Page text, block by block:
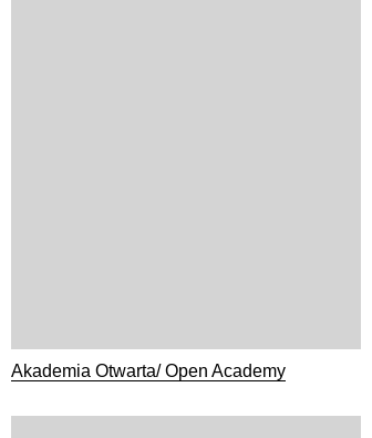
Akademia Otwarta/ Open Academy